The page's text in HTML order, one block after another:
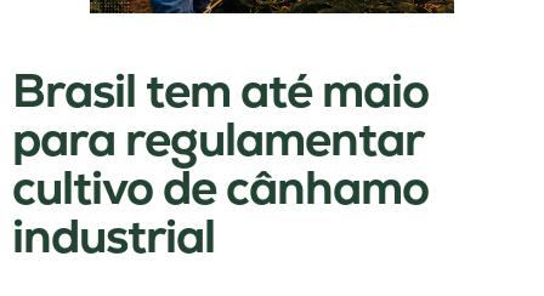
Brasil tem até maio
para regulamentar
cultivo de cânhamo
industrial